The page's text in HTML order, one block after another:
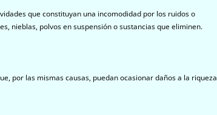
que constituyan una incomodidad por los ruidos o
nieblas, polvos en suspensión o sustancias que eliminen.
por las mismas causas, puedan ocasionar daños a la riqueza